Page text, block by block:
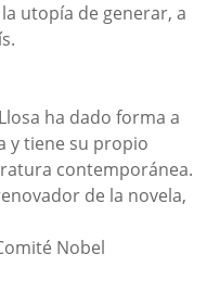
utopía de generar, a
ha dado forma a
y tiene su propio
contemporánea.
de la novela,
Nobel